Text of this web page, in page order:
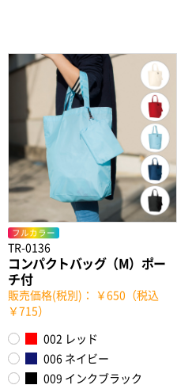
フルカラー
TR-0136
コンパクトバッグ（M）ポー
チ付
販売価格(税別)： ￥650（税込
￥715）
002 レッド
006 ネイビー
009 インクブラック